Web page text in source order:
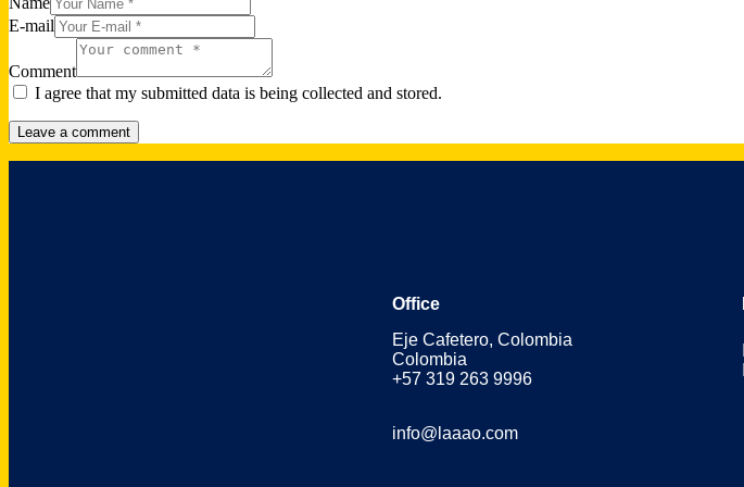
E-mail
Comment
I agree that my submitted data is being collected and stored.
Office
Eje Cafetero, Colombia
Colombia
+57 319 263 9996
info@laaao.com